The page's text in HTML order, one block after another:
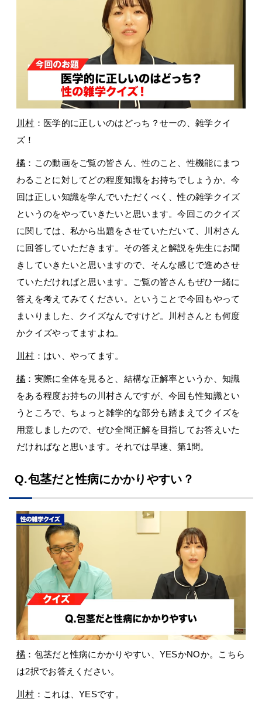
川村 ：医学的に正しいのはどっち？せーの、雑学クイ
ズ！
橘 ：この動画をご覧の皆さん、性のこと、性機能にまつ
わることに対してどの程度知識をお持ちでしょうか。今
回は正しい知識を学んでいただくべく、性の雑学クイズ
というのをやっていきたいと思います。今回このクイズ
に関しては、私から出題をさせていただいて、川村さん
に回答していただきます。その答えと解説を先生にお聞
きしていきたいと思いますので、そんな感じで進めさせ
ていただければと思います。ご覧の皆さんもぜひ一緒に
答えを考えてみてください。ということで今回もやって
まいりました、クイズなんですけど。川村さんとも何度
かクイズやってますよね。
川村 ：はい、やってます。
橘 ：実際に全体を見ると、結構な正解率というか、知識
をある程度お持ちの川村さんですが、今回も性知識とい
うところで、ちょっと雑学的な部分も踏まえてクイズを
用意しましたので、ぜひ全問正解を目指してお答えいた
だければなと思います。それでは早速、第1問。
Q.包茎だと性病にかかりやすい？
橘 ：包茎だと性病にかかりやすい、YESかNOか。こちら
は2択でお答えください。
川村 ：これは、YESです。